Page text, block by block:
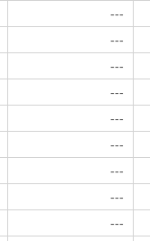
---
---
---
---
---
---
---
---
---